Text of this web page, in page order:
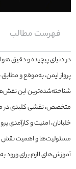
فهرست مطالب
در دنیای پیچیده و دقیق
پرواز ایمن، به‌موقع و
شناخته‌شده‌ترین این
متخصص، نقشی کلیدی در
خلبانان، امنیت و کارآمدی
مسئولیت‌ها و اهمیت نقش
آموزش‌های لازم برای ورود